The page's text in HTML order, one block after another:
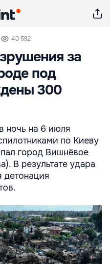
40 592
за
под
300
ночь на 6 июля
по Киеву
город Вишнёвое
В результате удара
детонация